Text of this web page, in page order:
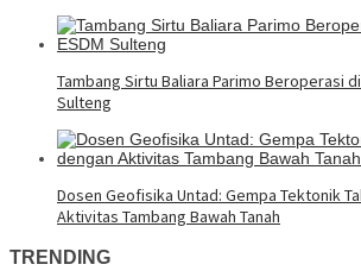
Tambang Sirtu Baliara Parimo Beroperasi di
Sulteng
Dosen Geofisika Untad: Gempa Tektonik
Aktivitas Tambang Bawah Tanah
TRENDING